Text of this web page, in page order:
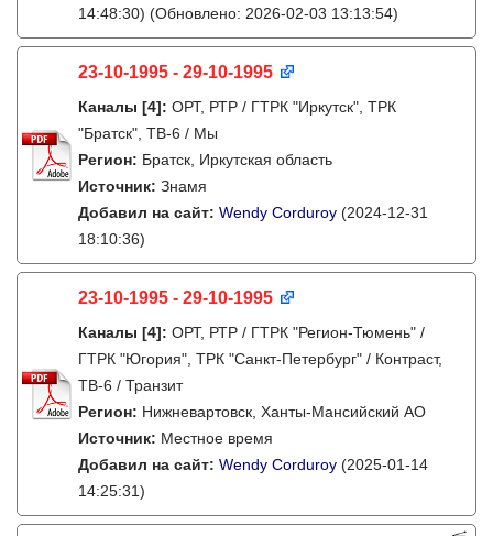
14:48:30) (Обновлено: 2026-02-03 13:13:54)
23-10-1995 - 29-10-1995
Каналы [4]: ОРТ, РТР / ГТРК "Иркутск", ТРК
"Братск", ТВ-6 / Мы
Регион: Братск, Иркутская область
Источник: Знамя
Добавил на сайт: Wendy Corduroy (2024-12-31
18:10:36)
23-10-1995 - 29-10-1995
Каналы [4]: ОРТ, РТР / ГТРК "Регион-Тюмень" /
ГТРК "Югория", ТРК "Санкт-Петербург" / Контраст,
ТВ-6 / Транзит
Регион: Нижневартовск, Ханты-Мансийский АО
Источник: Местное время
Добавил на сайт: Wendy Corduroy (2025-01-14
14:25:31)